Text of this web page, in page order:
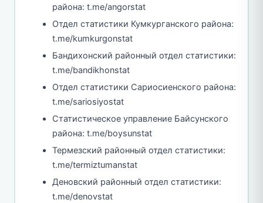
района: t.me/angorstat
Отдел статистики Кумкурганского района:
t.me/kumkurgonstat
Бандихонский районный отдел статистики:
t.me/bandikhonstat
Отдел статистики Сариосиенского района:
t.me/sariosiyostat
Статистическое управление Байсунского
района: t.me/boysunstat
Термезский районный отдел статистики:
t.me/termiztumanstat
Деновский районный отдел статистики:
t.me/denovstat